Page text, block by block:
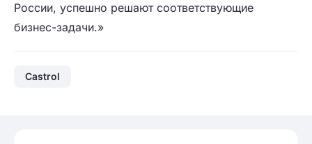
России, успешно решают соответствующие
бизнес-задачи.»
Castrol